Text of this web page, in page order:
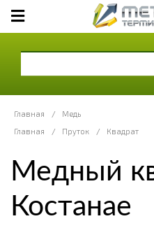
Главная /
Медь
Главная
/ Пруток / Квадрат
Медный
Костанае